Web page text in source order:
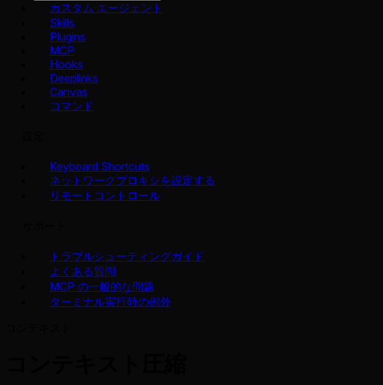
カスタム エージェント
Skills
Plugins
MCP
Hooks
Deeplinks
Canvas
コマンド
Keyboard Shortcuts
ネットワークプロキシを設定する
リモートコントロール
トラブルシューティングガイド
よくある質問
MCP の一般的な問題
ターミナル実行時の例外